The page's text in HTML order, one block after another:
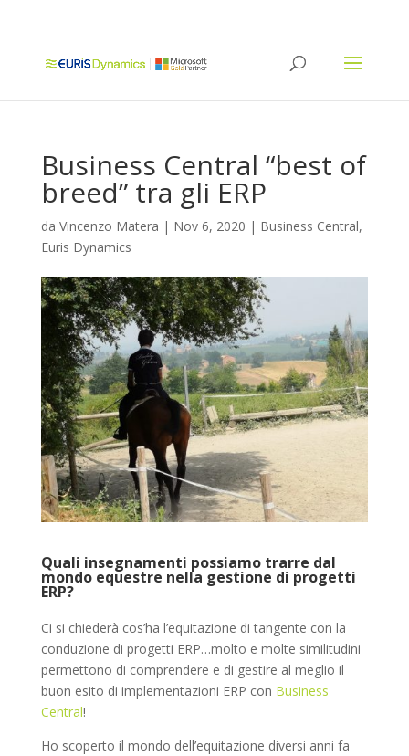
Business Central “best of
breed” tra gli ERP
da Vincenzo Matera | Nov 6, 2020 | Business Central,
Euris Dynamics
Quali insegnamenti possiamo trarre dal
mondo equestre nella gestione di progetti
ERP?
Ci si chiederà cos’ha l’equitazione di tangente con la
conduzione di progetti ERP…molto e molte similitudini
permettono di comprendere e di gestire al meglio il
buon esito di implementazioni ERP con Business
Central!
Ho scoperto il mondo dell’equitazione diversi anni fa